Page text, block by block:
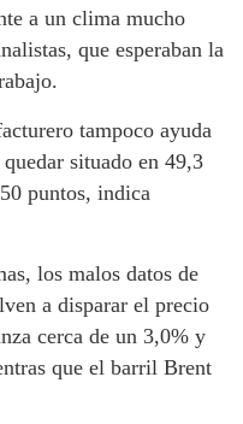
a un clima mucho
que esperaban la
tampoco ayuda
situado en 49,3
puntos, indica
los malos datos de
a disparar el precio
cerca de un 3,0% y
que el barril Brent